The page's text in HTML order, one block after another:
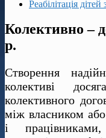
Реабілітація
Колективно –
р.
Створення
колективі
колективного
між власником
і